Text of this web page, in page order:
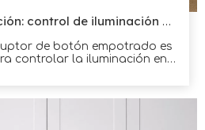
Escenario de aplicación: control de iluminación doméstica
de botón empotrado es
controlar la iluminación en
pared.Esta característica lo